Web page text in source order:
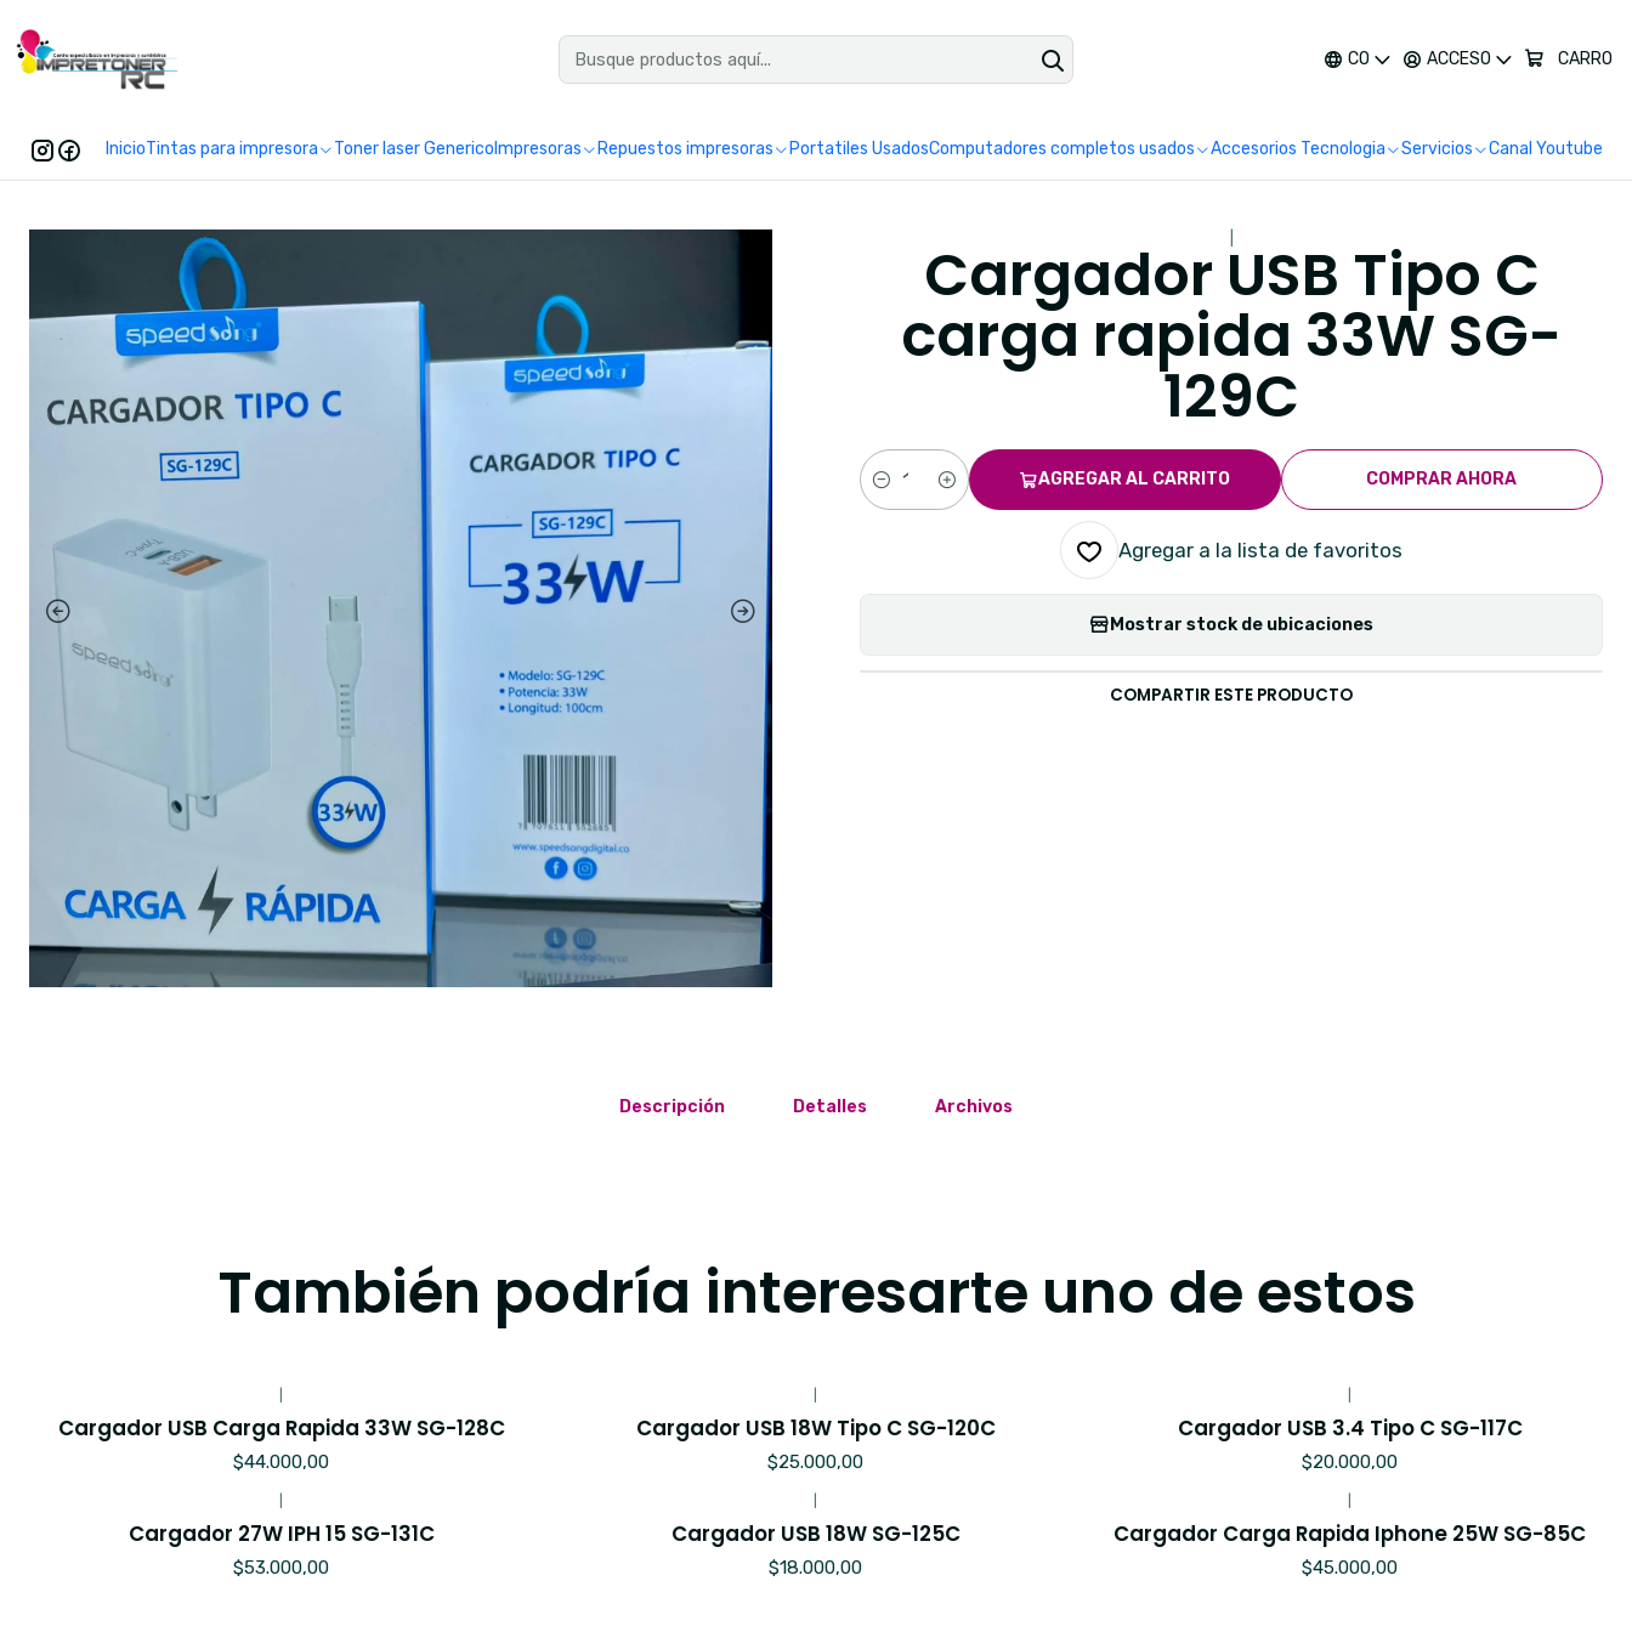
CO ACCESO CARRO
InicioTintas para impresora Toner laser Generico Impresoras Repuestos impresoras Portatiles UsadosComputadores completos usados Accesorios Tecnologia Servicios Canal Youtube
Cargador USB Tipo C
carga rapida 33W SG-
129C
Cantidad
AGREGAR AL CARRITO COMPRAR AHORA
Agregar a la lista de favoritos
Mostrar stock de ubicaciones
COMPARTIR ESTE PRODUCTO
Descripción Detalles Archivos
También podría interesarte uno de estos
Cargador USB Carga Rapida 33W SG-128C
$44.000,00
Cargador USB 18W Tipo C SG-120C
$25.000,00
Cargador USB 3.4 Tipo C SG-117C
$20.000,00
Cargador 27W IPH 15 SG-131C
$53.000,00
Cargador USB 18W SG-125C
$18.000,00
Cargador Carga Rapida Iphone 25W SG-85C
$45.000,00